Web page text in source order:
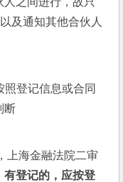
及通知其他合伙人
照登记信息或合同
断
上海金融法院二审
有登记的，应按登